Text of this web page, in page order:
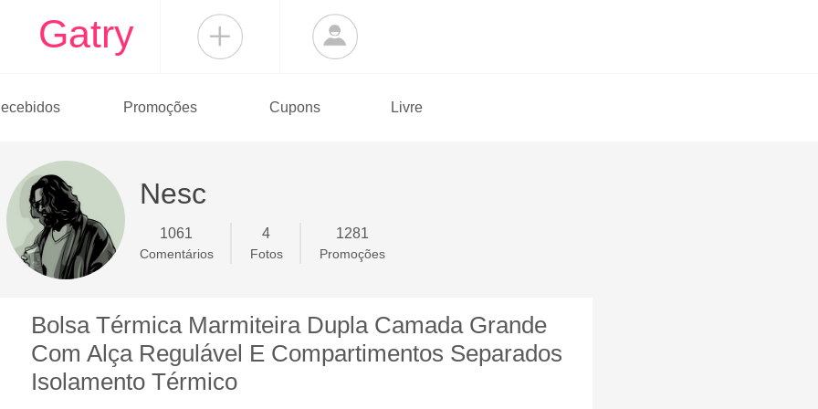
Gatry
Promoções Cupons Livre
Nesc
1061
Comentários
4
Fotos
1281
Promoções
Bolsa Térmica Marmiteira Dupla Camada Grande
Com Alça Regulável E Compartimentos Separados
Isolamento Térmico